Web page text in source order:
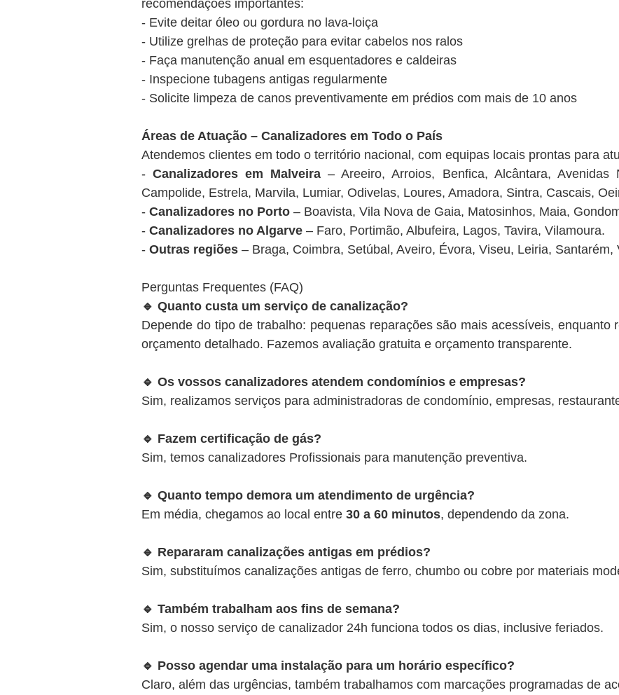
recomendações importantes:
- Evite deitar óleo ou gordura no lava-loiça
- Utilize grelhas de proteção para evitar cabelos nos ralos
- Faça manutenção anual em esquentadores e caldeiras
- Inspecione tubagens antigas regularmente
- Solicite limpeza de canos preventivamente em prédios com mais de 10 anos
Áreas de Atuação – Canalizadores em Todo o País
Atendemos clientes em todo o território nacional, com equipas locais prontas para
-Canalizadores em Malveira – Areeiro, Arroios, Benfica, Alcântara, Avenidas
Campolide, Estrela, Marvila, Lumiar, Odivelas, Loures, Amadora, Sintra, Cascais,
- Canalizadores no Porto – Boavista, Vila Nova de Gaia, Matosinhos, Maia,
- Canalizadores no Algarve – Faro, Portimão, Albufeira, Lagos, Tavira, Vilamoura.
- Outras regiões – Braga, Coimbra, Setúbal, Aveiro, Évora, Viseu, Leiria, Santarém,
Perguntas Frequentes (FAQ)
🔹 Quanto custa um serviço de canalização?
Depende do tipo de trabalho: pequenas reparações são mais acessíveis, enquanto
orçamento detalhado. Fazemos avaliação gratuita e orçamento transparente.
🔹 Os vossos canalizadores atendem condomínios e empresas?
Sim, realizamos serviços para administradoras de condomínio, empresas,
🔹 Fazem certificação de gás?
Sim, temos canalizadores Profissionais para manutenção preventiva.
🔹 Quanto tempo demora um atendimento de urgência?
Em média, chegamos ao local entre 30 a 60 minutos, dependendo da zona.
🔹 Repararam canalizações antigas em prédios?
Sim, substituímos canalizações antigas de ferro, chumbo ou cobre por materiais
🔹 Também trabalham aos fins de semana?
Sim, o nosso serviço de canalizador 24h funciona todos os dias, inclusive feriados.
🔹 Posso agendar uma instalação para um horário específico?
Claro, além das urgências, também trabalhamos com marcações programadas de